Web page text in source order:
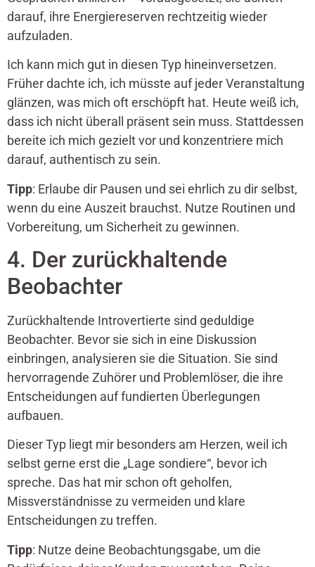
darauf, ihre Energiereserven rechtzeitig wieder
aufzuladen.
Ich kann mich gut in diesen Typ hineinversetzen.
Früher dachte ich, ich müsste auf jeder Veranstaltung
glänzen, was mich oft erschöpft hat. Heute weiß ich,
dass ich nicht überall präsent sein muss. Stattdessen
bereite ich mich gezielt vor und konzentriere mich
darauf, authentisch zu sein.
Tipp: Erlaube dir Pausen und sei ehrlich zu dir selbst,
wenn du eine Auszeit brauchst. Nutze Routinen und
Vorbereitung, um Sicherheit zu gewinnen.
4. Der zurückhaltende
Beobachter
Zurückhaltende Introvertierte sind geduldige
Beobachter. Bevor sie sich in eine Diskussion
einbringen, analysieren sie die Situation. Sie sind
hervorragende Zuhörer und Problemlöser, die ihre
Entscheidungen auf fundierten Überlegungen
aufbauen.
Dieser Typ liegt mir besonders am Herzen, weil ich
selbst gerne erst die „Lage sondiere“, bevor ich
spreche. Das hat mir schon oft geholfen,
Missverständnisse zu vermeiden und klare
Entscheidungen zu treffen.
Tipp: Nutze deine Beobachtungsgabe, um die